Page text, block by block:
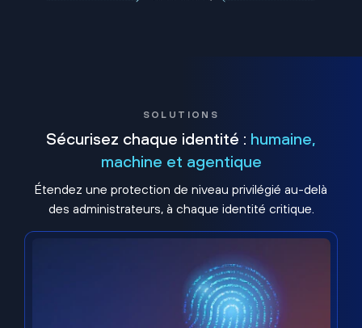
SOLUTIONS
Sécurisez chaque identité : humaine,
machine et agentique
Étendez une protection de niveau privilégié au-delà
des administrateurs, à chaque identité critique.